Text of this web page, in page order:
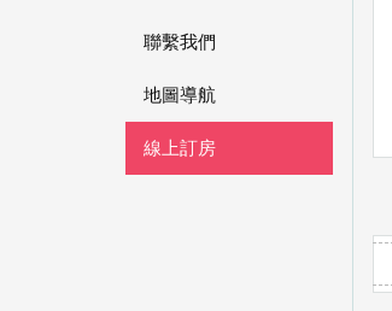
聯繫我們
地圖導航
線上訂房